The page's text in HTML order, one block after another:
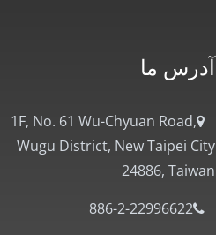
آدرس ما
1F, No. 61 Wu-Chyuan Road,
Wugu District, New Taipei City
24886, Taiwan
886-2-22996622